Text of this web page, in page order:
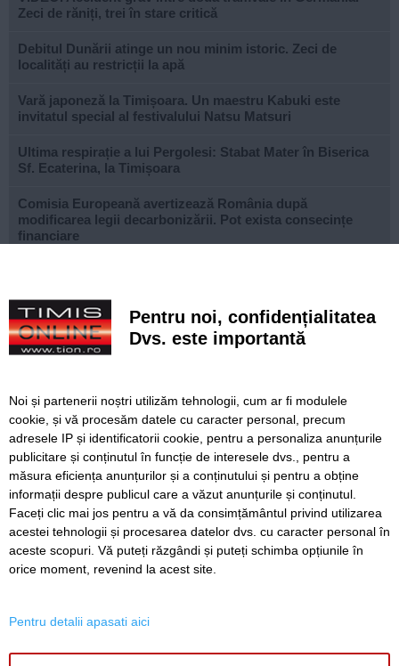
Zeci de răniți, trei în stare critică
Debitul Dunării atinge un nou minim istoric. Zeci de
localități au restricții la apă
Vară japoneză la Timișoara. Un maestru Kabuki este
invitatul special al festivalului Natsu Matsuri
Ultima respirație a lui Pergolesi: Stabat Mater în Biserica
Sf. Ecaterina, la Timișoara
Comisia Europeană avertizează România după
modificarea legii decarbonizării. Pot exista consecințe
financiare
la final
Cu un ghiozdan donat, puteți ajuta un copil să înceapă
anul școlar cu tot ce are nevoie. Campania revine la
Avansează șantierul Pasajului Slavici–Polonă. Lațcău: „La
sfârșitul anului viitor vom circula pe podurile noi”
VIDEO. Din toamnă, încă 324 de locuri de cazare pentru
studenții UVT. Două cămine noi sunt aproape gata
SERVICII Redactia
Folosinta Cookie-urilor
Pentru noi, confidențialitatea
Dvs. este importantă
Noi și partenerii noștri utilizăm tehnologii, cum ar fi modulele
cookie, și vă procesăm datele cu caracter personal, precum
adresele IP și identificatorii cookie, pentru a personaliza anunțurile
publicitare și conținutul în funcție de interesele dvs., pentru a
măsura eficiența anunțurilor și a conținutului și pentru a obține
informații despre publicul care a văzut anunțurile și conținutul.
Faceți clic mai jos pentru a vă da consimțământul privind utilizarea
acestei tehnologii și procesarea datelor dvs. cu caracter personal în
aceste scopuri. Vă puteți răzgândi și puteți schimba opțiunile în
orice moment, revenind la acest site.
Pentru detalii apasati aici